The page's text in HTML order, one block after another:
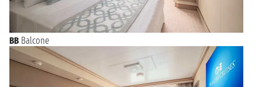
BB Balcone